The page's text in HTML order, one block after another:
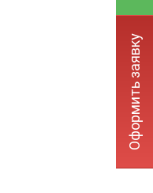
Оформить заявку